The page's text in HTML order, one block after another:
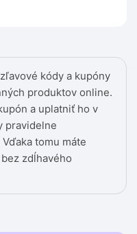
kódy a kupóny
produktov online.
a uplatniť ho v
pravidelne
tomu máte
zdĺhavého